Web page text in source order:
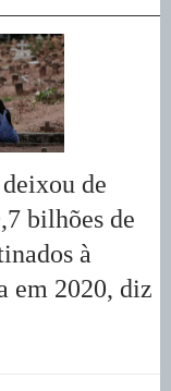
de
bilhões de
à
em 2020, diz